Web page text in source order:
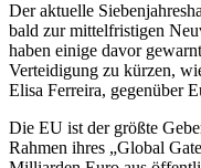
Der aktuelle
bald zur mittelfristigen
haben einige davor
Verteidigung zu kürzen,
Elisa Ferreira, gegenüber
Die EU ist der größte
Rahmen ihres „Global